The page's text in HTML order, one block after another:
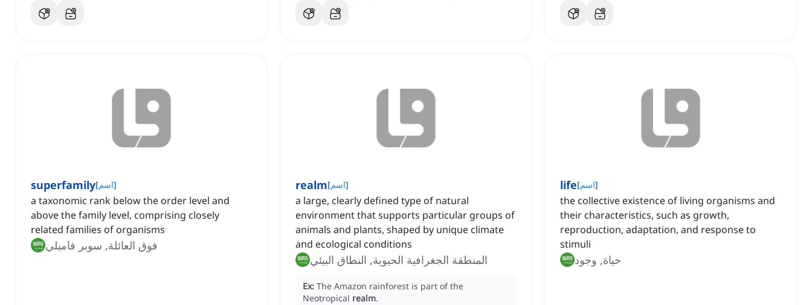
الكائنات الحية
superfamily[اسم]
a taxonomic rank below the order level and
above the family level, comprising closely
related families of organisms
فوق العائلة, سوبر فاميلي
realm[اسم]
a large, clearly defined type of natural
environment that supports particular groups of
animals and plants, shaped by unique climate
and ecological conditions
المنطقة الجغرافية الحيوية, النطاق البيئي
Ex: The Amazon rainforest is part of the
Neotropical realm.
life[اسم]
the collective existence of living organisms and
their characteristics, such as growth,
reproduction, adaptation, and response to
stimuli
حياة, وجود